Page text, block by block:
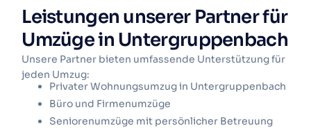
Leistungen unserer Partner für
Umzüge in Untergruppenbach
Unsere Partner bieten umfassende Unterstützung für
jeden Umzug:
Privater Wohnungsumzug in Untergruppenbach
Büro und Firmenumzüge
Seniorenumzüge mit persönlicher Betreuung